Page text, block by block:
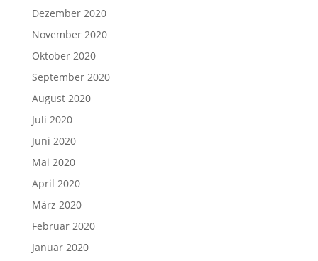
Dezember 2020
November 2020
Oktober 2020
September 2020
August 2020
Juli 2020
Juni 2020
Mai 2020
April 2020
März 2020
Februar 2020
Januar 2020